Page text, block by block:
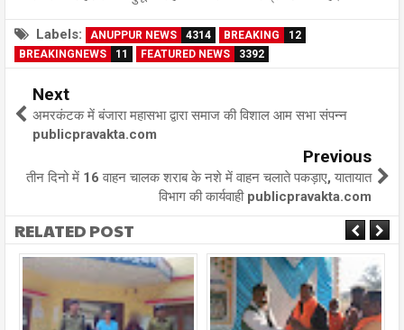
Labels: ANUPPUR NEWS 4314 BREAKING
12
BREAKINGNEWS
11 FEATURED NEWS 3392
Next
अमरकंटक में बंजारा महासभा द्वारा समाज की विशाल आम सभा संपन्न
publicpravakta.com
Previous
तीन दिनो में 16 वाहन चालक शराब के नशे में वाहन चलाते पकड़ाए, यातायात
विभाग की कार्यवाही publicpravakta.com
RELATED POST